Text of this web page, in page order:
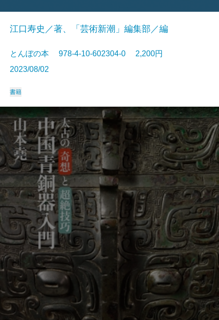
江口寿史／著、「芸術新潮」編集部／編
とんぼの本 978-4-10-602304-0 2,200円
2023/08/02
書籍